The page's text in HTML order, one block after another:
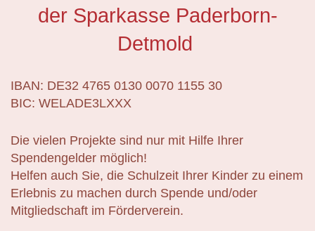
der Sparkasse Paderborn-
Detmold
IBAN: DE32 4765 0130 0070 1155 30
BIC: WELADE3LXXX
Die vielen Projekte sind nur mit Hilfe Ihrer
Spendengelder möglich!
Helfen auch Sie, die Schulzeit Ihrer Kinder zu einem
Erlebnis zu machen durch Spende und/oder
Mitgliedschaft im Förderverein.